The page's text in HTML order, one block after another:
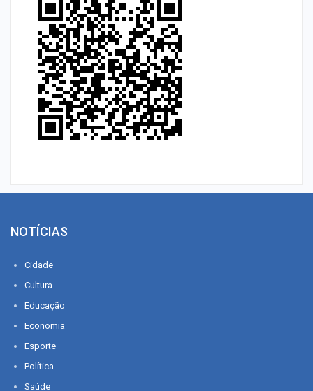
NOTÍCIAS
Cidade
Cultura
Educação
Economia
Esporte
Política
Saúde